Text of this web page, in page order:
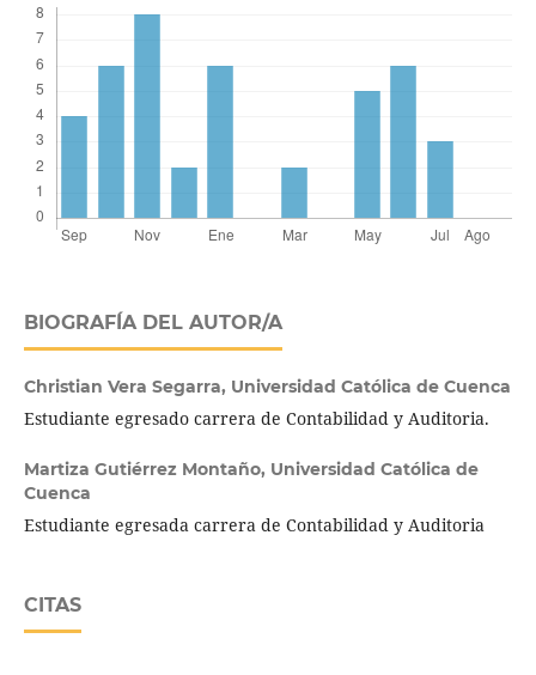
BIOGRAFÍA DEL AUTOR/A
Christian Vera Segarra, Universidad Católica de Cuenca
Estudiante egresado carrera de Contabilidad y Auditoria.
Martiza Gutiérrez Montaño, Universidad Católica de
Cuenca
Estudiante egresada carrera de Contabilidad y Auditoria
CITAS